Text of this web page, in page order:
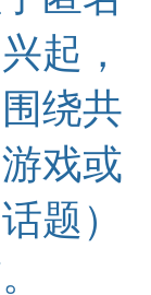
起，
围绕共
戏或
题）